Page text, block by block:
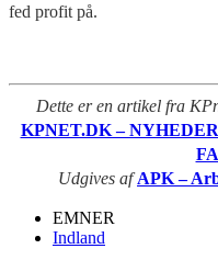
fed profit på.
Dette er en artikel fra
KPNET.DK –
Udgives afAPK –
EMNER
Indland